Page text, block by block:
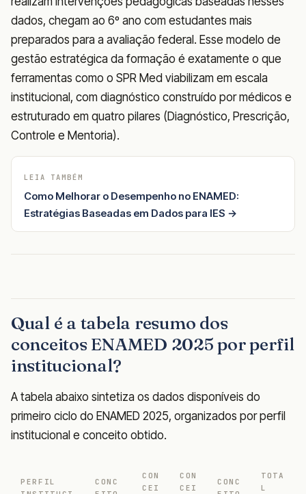
dados, chegam ao 6º ano com estudantes mais
preparados para a avaliação federal. Esse modelo de
gestão estratégica da formação é exatamente o que
ferramentas como o SPR Med viabilizam em escala
institucional, com diagnóstico construído por médicos e
estruturado em quatro pilares (Diagnóstico, Prescrição,
Controle e Mentoria).
LEIA TAMBÉM
Como Melhorar o Desempenho no ENAMED:
Estratégias Baseadas em Dados para IES →
Qual é a tabela resumo dos
conceitos ENAMED 2025 por perfil
institucional?
A tabela abaixo sintetiza os dados disponíveis do
primeiro ciclo do ENAMED 2025, organizados por perfil
institucional e conceito obtido.
PERFIL
CONC
CON
CEI
CON
CEI
CONC
TOTA
L